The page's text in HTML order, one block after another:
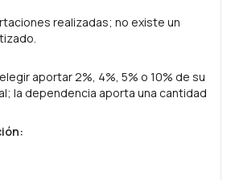
realizadas; no existe un
aportar 2%, 4%, 5% o 10% de su
la dependencia aporta una cantidad
: